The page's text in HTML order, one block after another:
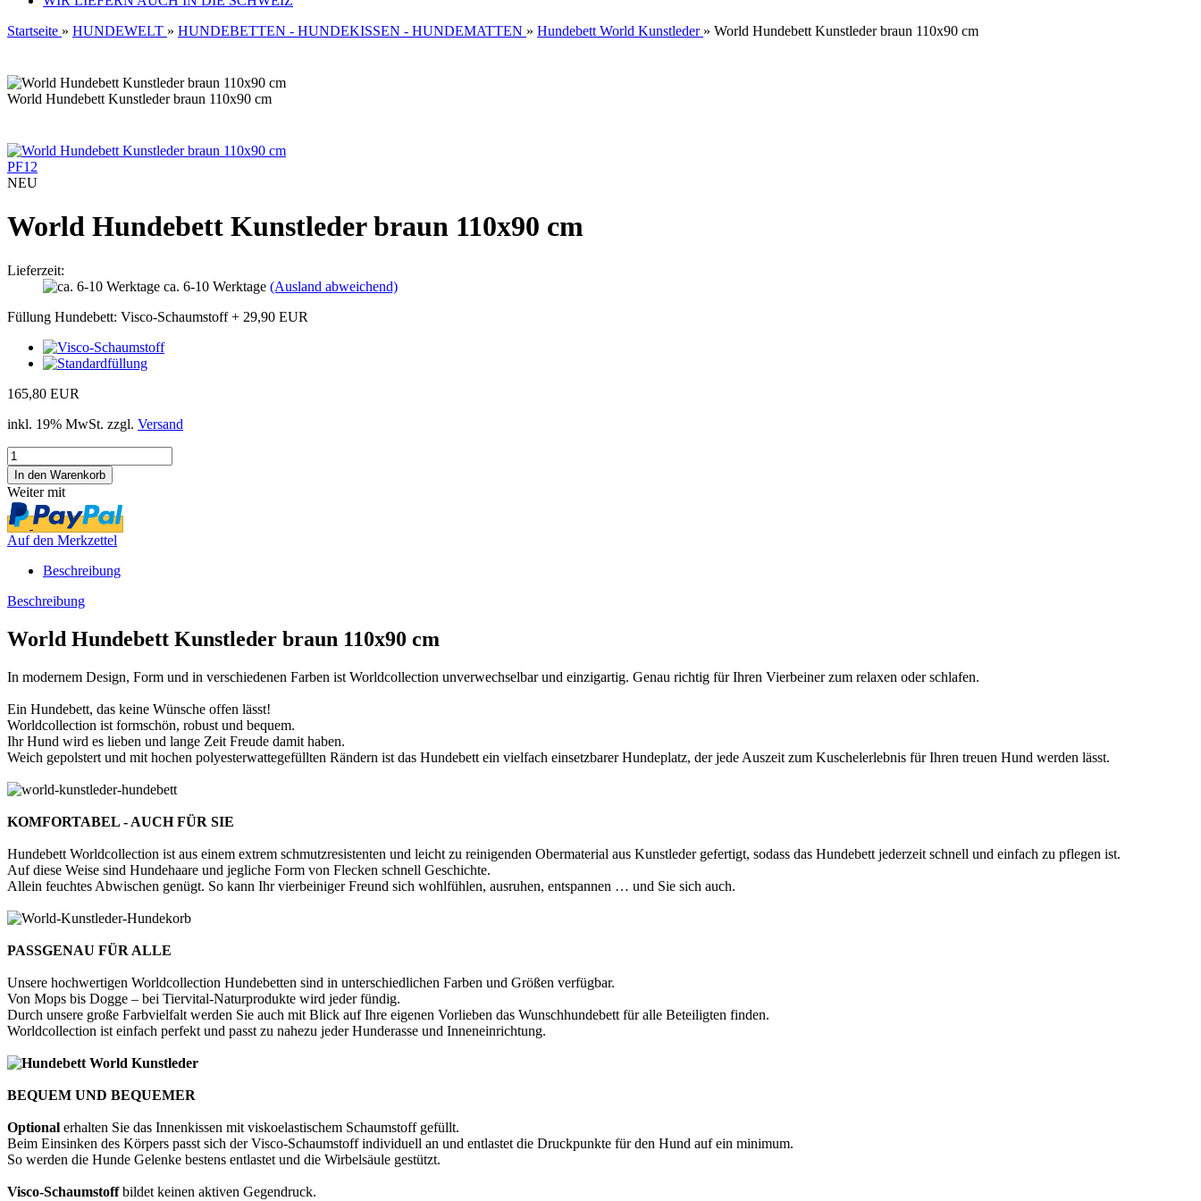
Startseite » HUNDEWELT » HUNDEBETTEN - HUNDEKISSEN - HUNDEMATTEN » Hundebett World Kunstleder » World Hundebett Kunstleder braun 110x90 cm
World Hundebett Kunstleder braun 110x90 cm
PF12
NEU
World Hundebett Kunstleder braun 110x90 cm
Lieferzeit:
ca. 6-10 Werktage (Ausland abweichend)
Füllung Hundebett: Visco-Schaumstoff + 29,90 EUR
165,80 EUR
inkl. 19% MwSt. zzgl. Versand
Weiter mit
Auf den Merkzettel
Beschreibung
Beschreibung
World Hundebett Kunstleder braun 110x90 cm
In modernem Design, Form und in verschiedenen Farben ist Worldcollection unverwechselbar und einzigartig. Genau richtig für Ihren Vierbeiner zum relaxen oder schlafen.
Ein Hundebett, das keine Wünsche offen lässt!
Worldcollection ist formschön, robust und bequem.
Ihr Hund wird es lieben und lange Zeit Freude damit haben.
Weich gepolstert und mit hochen polyesterwattegefüllten Rändern ist das Hundebett ein vielfach einsetzbarer Hundeplatz, der jede Auszeit zum Kuschelerlebnis für Ihren treuen Hund werden lässt.
KOMFORTABEL - AUCH FÜR SIE
Hundebett Worldcollection ist aus einem extrem schmutzresistenten und leicht zu reinigenden Obermaterial aus Kunstleder gefertigt, sodass das Hundebett jederzeit schnell und einfach zu pflegen ist.
Auf diese Weise sind Hundehaare und jegliche Form von Flecken schnell Geschichte.
Allein feuchtes Abwischen genügt. So kann Ihr vierbeiniger Freund sich wohlfühlen, ausruhen, entspannen … und Sie sich auch.
PASSGENAU FÜR ALLE
Unsere hochwertigen Worldcollection Hundebetten sind in unterschiedlichen Farben und Größen verfügbar.
Von Mops bis Dogge – bei Tiervital-Naturprodukte wird jeder fündig.
Durch unsere große Farbvielfalt werden Sie auch mit Blick auf Ihre eigenen Vorlieben das Wunschhundebett für alle Beteiligten finden.
Worldcollection ist einfach perfekt und passt zu nahezu jeder Hunderasse und Inneneinrichtung.
BEQUEM UND BEQUEMER
Optional erhalten Sie das Innenkissen mit viskoelastischem Schaumstoff gefüllt.
Beim Einsinken des Körpers passt sich der Visco-Schaumstoff individuell an und entlastet die Druckpunkte für den Hund auf ein minimum.
So werden die Hunde Gelenke bestens entlastet und die Wirbelsäule gestützt.
Visco-Schaumstoffbildet keinen aktiven Gegendruck.